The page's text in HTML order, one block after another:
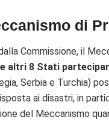
di
Commissione, il
altri 8 Stati
Serbia e Turchia)
ai disastri, in
del Meccanismo